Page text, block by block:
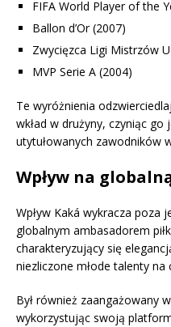
FIFA World Player of the
Ballon d’Or (2007)
Zwycięzca Ligi Mistrzów
MVP Serie A (2004)
Te wyróżnienia
wkład w drużyny, czyniąc go
utytułowanych zawodników
Wpływ na
Wpływ Kaká wykracza poza
globalnym ambasadorem
charakteryzujący się
niezliczone młode talenty na
Był również zaangażowany
wykorzystując swoją